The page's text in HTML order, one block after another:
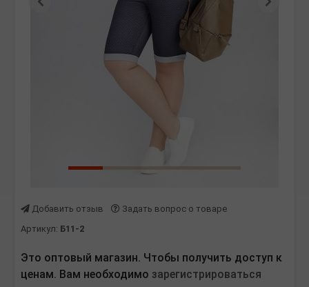
Предыдущая
Добавить отзыв
Задать вопрос о товаре
Артикул: Б11-2
Это оптовый магазин. Чтобы получить доступ к
ценам. Вам необходимо зарегистрироваться